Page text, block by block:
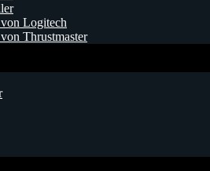
Logitech
Thrustmaster